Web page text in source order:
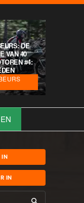
DE
VAN 40
#4:
IN
IN